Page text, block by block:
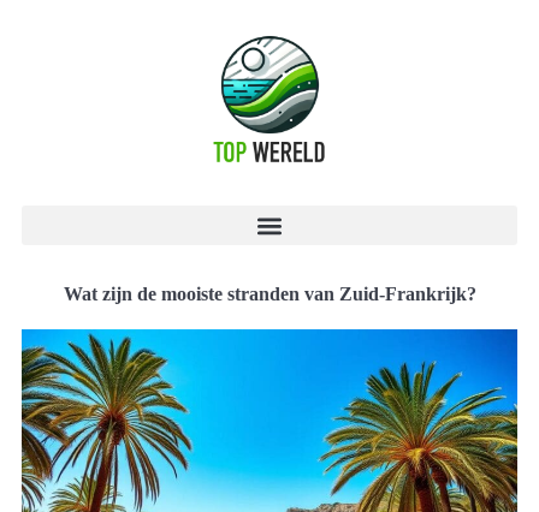
Wat zijn de mooiste stranden van Zuid-Frankrijk?